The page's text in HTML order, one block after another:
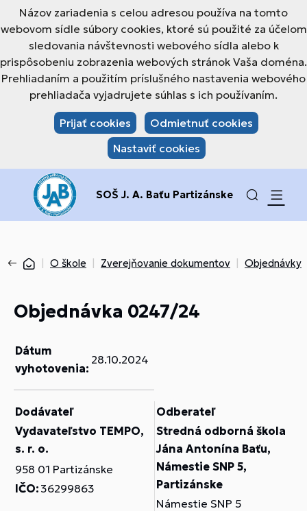
Názov zariadenia s celou adresou používa na tomto
webovom sídle súbory cookies, ktoré sú použité za účelom
sledovania návštevnosti webového sídla alebo k
prispôsobeniu zobrazenia webových stránok Vaša doména.
Prehliadaním a použitím príslušného nastavenia webového
prehliadača vyjadrujete súhlas s ich používaním.
Prijať cookies
Odmietnuť cookies
Nastaviť cookies
SOŠ J. A. Baťu Partizánske
O škole Zverejňovanie dokumentov Objednávky
Objednávka 0247/24
Dátum
vyhotovenia:
28.10.2024
Dodávateľ
Vydavateľstvo TEMPO,
s. r. o.
958 01 Partizánske
IČO: 36299863
Odberateľ
Stredná odborná škola
Jána Antonína Baťu,
Námestie SNP 5,
Partizánske
Námestie SNP 5